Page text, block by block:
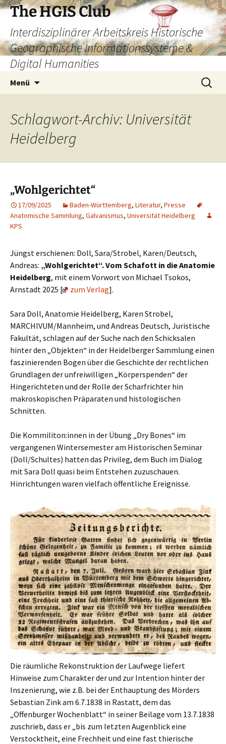
Zum
Inhalt
springen
The HGIS Club
Interdisziplinärer Arbeitskreis Historische
Geographische Informationssysteme &
Digital Humanities
Menü
Suchen
nach:
Schlagwort-Archiv: Universität
Heidelberg
„Wohlgerichtet“
17/09/2025 Baden-Württemberg, Literatur, Presse
Anatomische Sammlung, Galvanismus, Universität Heidelberg
KPS
Jüngst erschienen: Doll, Sara/Strobel, Karen/Deutsch,
Andreas: „Wohlgerichtet“. Vom Schafott in die Anatomie
Heidelberg, mit einem Vorwort von Michael Tsokos,
Arnstadt 2025 [
zum Verlag].
Sara Doll, Anatomie Heidelberg, Karen Strobel,
MARCHIVUM/Mannheim, und Andreas Deutsch, Juristische
Fakultät, schlagen auf der Suche nach den Schicksalen
hinter den „Objekten“ in der Heidelberger Sammlung einen
faszinierenden Bogen über die Geschichte der rechtlichen
Grundlagen der unfreiwilligen „Körperspenden“ der
Hingerichteten und der Rolle der Scharfrichter hin
makroskopischen Präparaten und histologischen
Schnitten.
Die Kommiliton:innen in der Übung „Dry Bones“ im
vergangenen Wintersemester am Historischen Seminar
(Doll/Schultes) hatten das Privileg, dem Buch im Dialog
mit Sara Doll quasi beim Entstehen zuzuschauen.
Hinrichtungen waren vielfach öffentliche Ereignisse.
Die räumliche Rekonstruktion der Laufwege liefert
Hinweise zum Charakter der und zur Intention hinter der
Inszenierung, wie z.B. bei der Enthauptung des Mörders
Sebastian Zink am 6.7.1838 in Rastatt, dem das
„Offenburger Wochenblatt“ in seiner Beilage vom 13.7.1838
zuschrieb, dass er „bis zum letzten Augenblick eine
Verstocktheit, eine Frechheit und eine fast thierische